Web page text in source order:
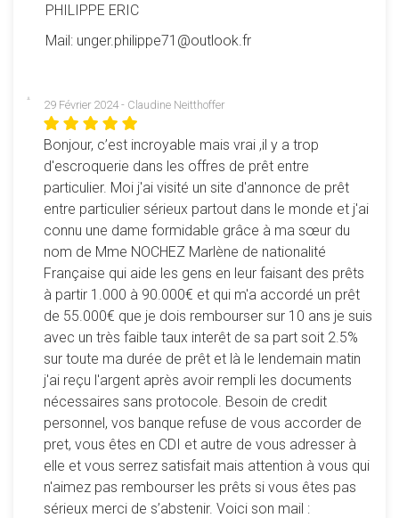
PHILIPPE ERIC
Mail: unger.philippe71@outlook.fr
29 Février 2024 - Claudine Neitthoffer
Bonjour, c’est incroyable mais vrai ,il y a trop
d'escroquerie dans les offres de prêt entre
particulier. Moi j'ai visité un site d'annonce de prêt
entre particulier sérieux partout dans le monde et j'ai
connu une dame formidable grâce à ma sœur du
nom de Mme NOCHEZ Marlène de nationalité
Française qui aide les gens en leur faisant des prêts
à partir 1.000 à 90.000€ et qui m'a accordé un prêt
de 55.000€ que je dois rembourser sur 10 ans je suis
avec un très faible taux interêt de sa part soit 2.5%
sur toute ma durée de prêt et là le lendemain matin
j'ai reçu l'argent après avoir rempli les documents
nécessaires sans protocole. Besoin de credit
personnel, vos banque refuse de vous accorder de
pret, vous êtes en CDI et autre de vous adresser à
elle et vous serrez satisfait mais attention à vous qui
n'aimez pas rembourser les prêts si vous êtes pas
sérieux merci de s’abstenir. Voici son mail :